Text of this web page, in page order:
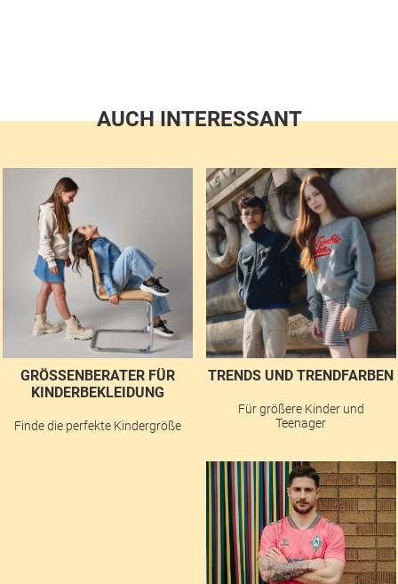
AUCH INTERESSANT
GRÖSSENBERATER FÜR K
INDERBEKLEIDUNG
Finde die perfekte Kindergröße
TRENDS UND TRENDFARBEN
Für größere Kinder und
Teenager